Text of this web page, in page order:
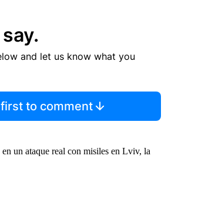
and let us know what you
to comment
un ataque real con misiles en Lviv, la